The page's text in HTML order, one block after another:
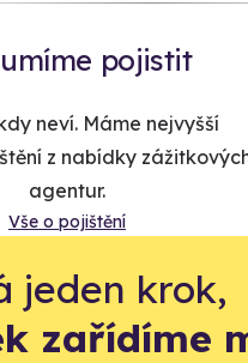
pojistit
neví. Máme nejvyšší
z nabídky
agentur.
Vše o pojištění
jeden krok,
zařídíme